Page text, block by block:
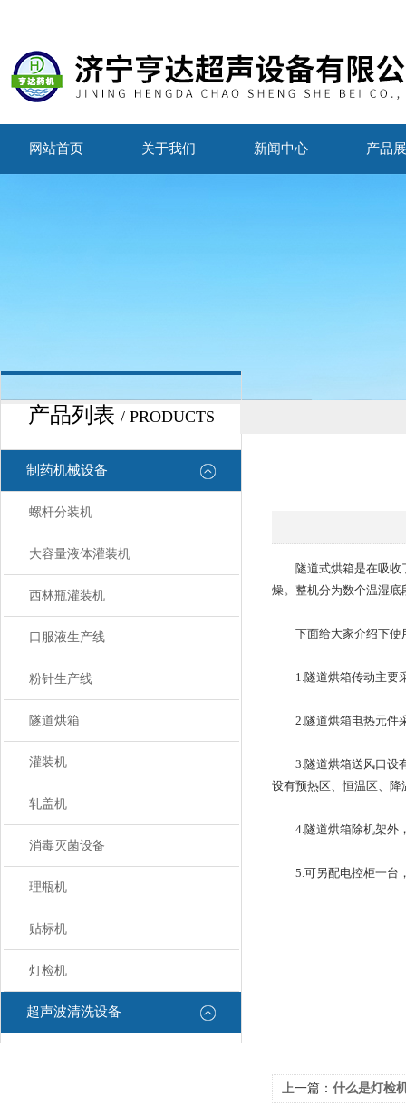
网站首页 关于我们 新闻中心 产品
产品列表 / PRODUCTS
制药机械设备
螺杆分装机
大容量液体灌装机
西林瓶灌装机
口服液生产线
粉针生产线
隧道烘箱
灌装机
轧盖机
消毒灭菌设备
理瓶机
贴标机
灯检机
超声波清洗设备
隧道式烘箱是在吸收了
燥。整机分为数个温湿
下面给大家介绍下使
1.隧道烘箱传动主要采
2.隧道烘箱电热元件采
3.隧道烘箱送风口设有
设有预热区、恒温区、
4.隧道烘箱除机架外，
5.可另配电控柜一台，
上一篇： 什么是灯检